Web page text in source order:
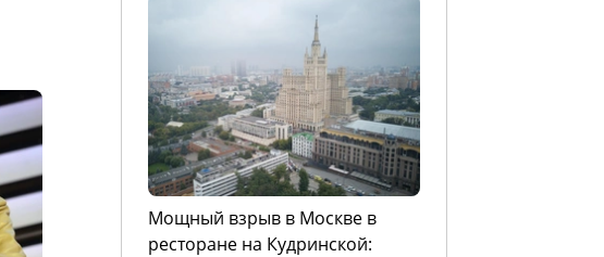
Мощный взрыв в Москве в
ресторане на Кудринской: